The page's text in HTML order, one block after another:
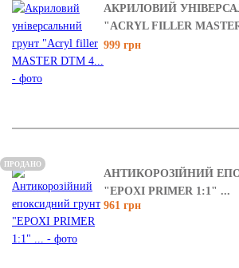
АКРИЛОВИЙ
"ACRYL FILLER
999 грн
АНТИКОРОЗІЙНИЙ
"EPOXI PRIMER 1:1" ...
961 грн
ПРОДАНО